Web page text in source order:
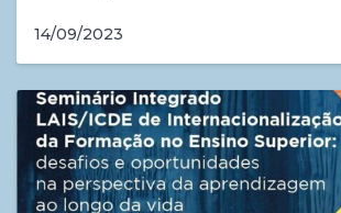
14/09/2023